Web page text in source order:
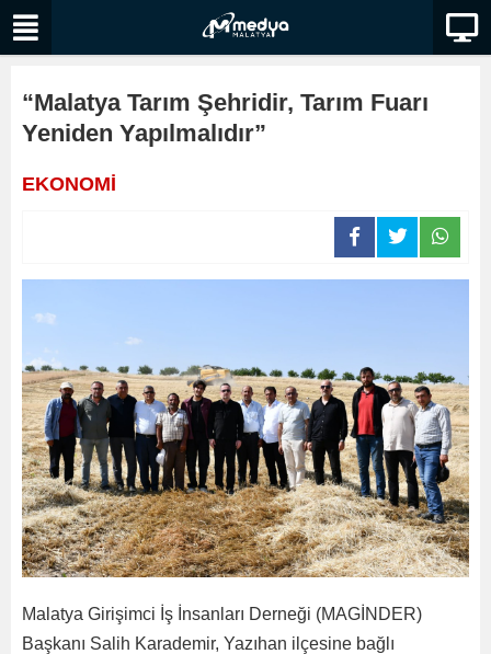
“Malatya Tarım Şehridir, Tarım Fuarı
Yeniden Yapılmalıdır”
EKONOMİ
Malatya Girişimci İş İnsanları Derneği (MAGİNDER)
Başkanı Salih Karademir, Yazıhan ilçesine bağlı